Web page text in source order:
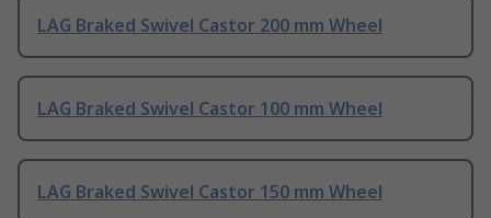
LAG Braked Swivel Castor 200 mm Wheel
LAG Braked Swivel Castor 100 mm Wheel
LAG Braked Swivel Castor 150 mm Wheel